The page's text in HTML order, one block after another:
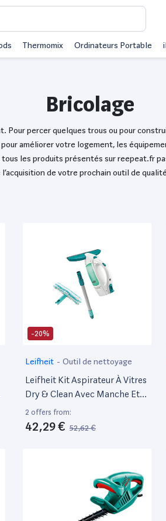
Thermomix Ordinateurs Portable
Bricolage
percer quelques trous ou pour
améliorer votre logement, les
tous les produits présentés sur reepeat.fr
de votre prochain outil de
-20%
Leifheit - Outil de nettoyage
Leifheit Kit Aspirateur À Vitres
Dry & Clean Avec Manche Et
Mouilleur, Lave Vitre Sans
Traces, Nettoyeur Vitre Multi
Usages, Aspirateur Portable
2 offers from:
42,29 € 52,62 €